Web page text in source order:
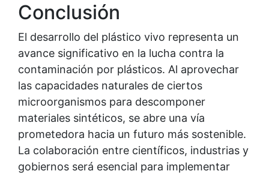
Conclusión
El desarrollo del plástico vivo representa un
avance significativo en la lucha contra la
contaminación por plásticos. Al aprovechar
las capacidades naturales de ciertos
microorganismos para descomponer
materiales sintéticos, se abre una vía
prometedora hacia un futuro más sostenible.
La colaboración entre científicos, industrias y
gobiernos será esencial para implementar